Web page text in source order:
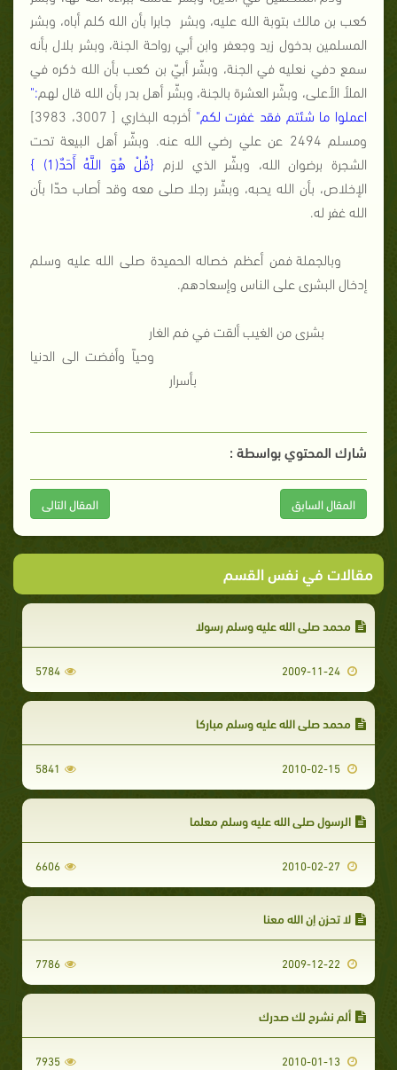
كعب بن مالك بتوبة الله عليه، وبشر جابرا بأن الله كلم أباه، وبشر
المسلمين بدخول زيد وجعفر وابن أبي رواحة الجنة، وبشر بلال بأنه
سمع دفي نعليه في الجنة، وبشّر أبيّ بن كعب بأن الله ذكره في
الملأ الأعلى، وبشّر العشرة بالجنة، وبشّر أهل بدر بأن الله قال لهم:"
اعملوا ما شئتم فقد غفرت لكم"
أخرجه البخاري [ 3007، 3983]
ومسلم 2494 عن علي رضي الله عنه. وبشّر أهل البيعة تحت
الشجرة برضوان الله، وبشّر الذي لازم {قُلْ هُوَ اللَّهُ أَحَدٌ(1)
}
الإخلاص، بأن الله يحبه، وبشّر رجلا صلى معه وقد أصاب حدّا بأن
الله غفر له.
وبالجملة فمن أعظم خصاله الحميدة صلى الله عليه وسلم
إدخال البشرى على الناس وإسعادهم.
بشرى من الغيب ألقت في فم الغار
وحياً وأفضت الى الدنيا
بأسرار
شارك المحتوي بواسطة :
المقال السابق المقال التالى
مقالات في نفس القسم
محمد صلى الله عليه وسلم رسولا
5784
محمد صلى الله عليه وسلم مباركا
5841
الرسول صلى الله عليه وسلم معلما
6606
لا تحزن إن الله معنا
7786
ألم نشرح لك صدرك
7935